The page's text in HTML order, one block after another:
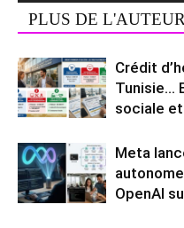
PLUS DE L'AUTEUR
Crédit
Tunisie…
sociale
Meta
OpenAI